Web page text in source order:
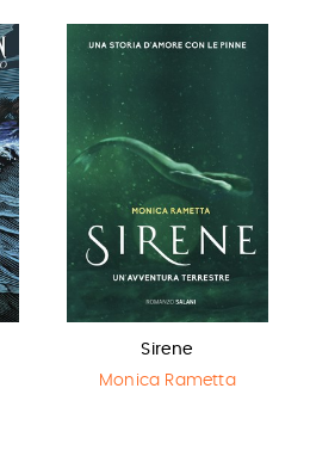
Sirene
Monica Rametta